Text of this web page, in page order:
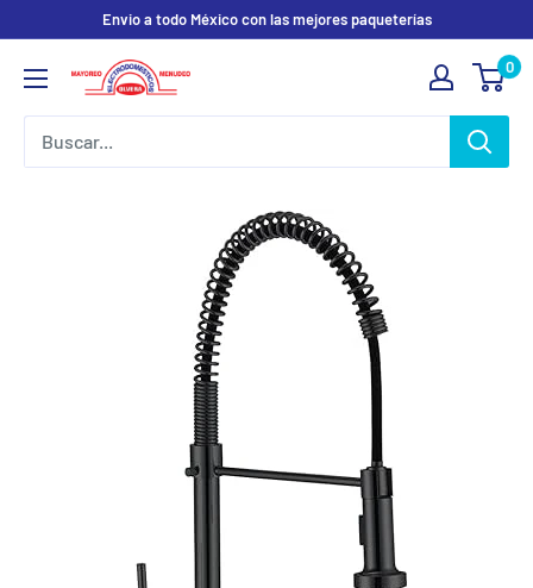
contenido
Envio a todo México con las mejores paqueterías
Electrodomesticos
0